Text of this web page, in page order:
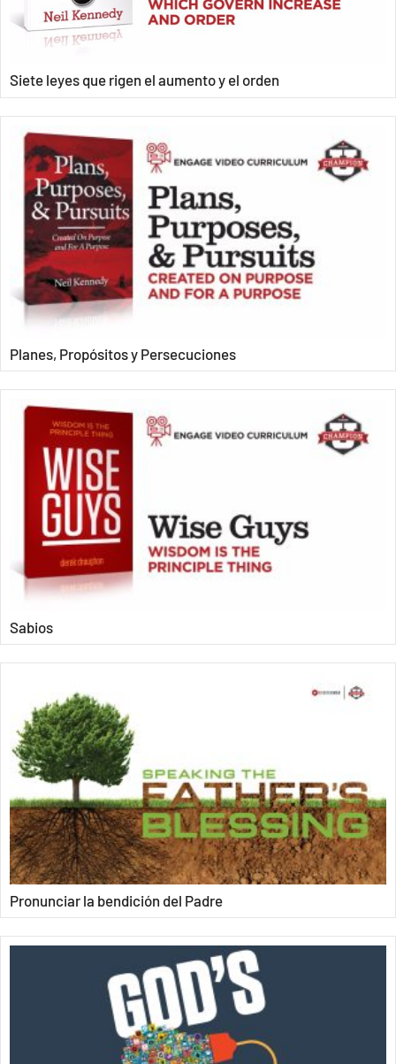
Siete leyes que rigen el aumento y el orden
Planes, Propósitos y Persecuciones
Sabios
Pronunciar la bendición del Padre